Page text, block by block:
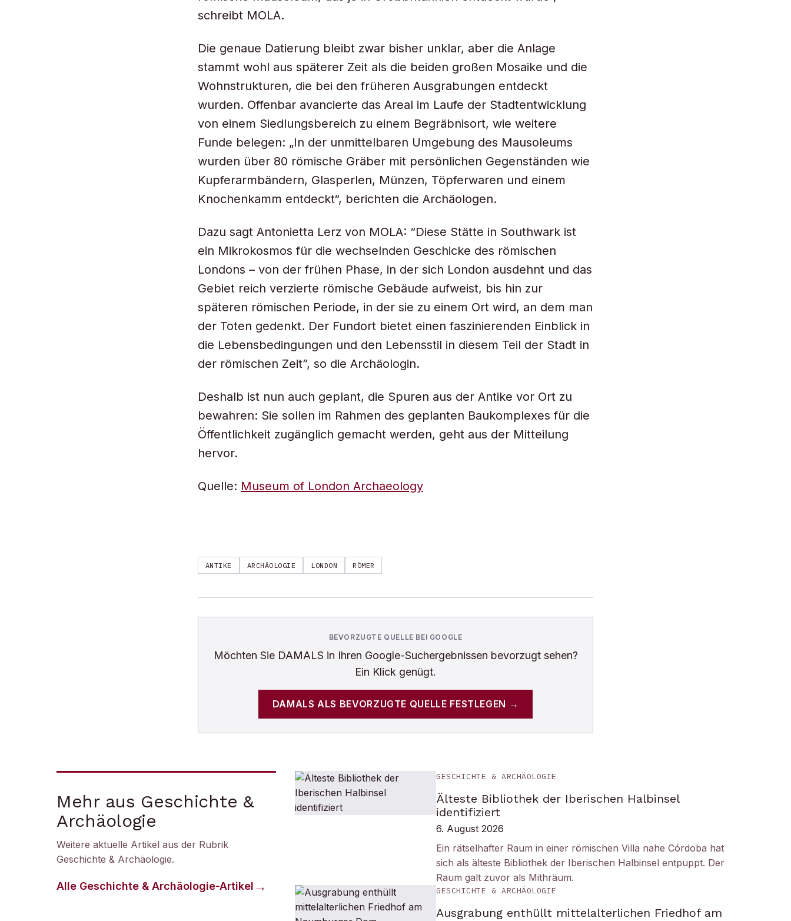
schreibt MOLA.
Die genaue Datierung bleibt zwar bisher unklar, aber die Anlage
stammt wohl aus späterer Zeit als die beiden großen Mosaike und die
Wohnstrukturen, die bei den früheren Ausgrabungen entdeckt
wurden. Offenbar avancierte das Areal im Laufe der Stadtentwicklung
von einem Siedlungsbereich zu einem Begräbnisort, wie weitere
Funde belegen: „In der unmittelbaren Umgebung des Mausoleums
wurden über 80 römische Gräber mit persönlichen Gegenständen wie
Kupferarmbändern, Glasperlen, Münzen, Töpferwaren und einem
Knochenkamm entdeckt“, berichten die Archäologen.
Dazu sagt Antonietta Lerz von MOLA: “Diese Stätte in Southwark ist
ein Mikrokosmos für die wechselnden Geschicke des römischen
Londons – von der frühen Phase, in der sich London ausdehnt und das
Gebiet reich verzierte römische Gebäude aufweist, bis hin zur
späteren römischen Periode, in der sie zu einem Ort wird, an dem man
der Toten gedenkt. Der Fundort bietet einen faszinierenden Einblick in
die Lebensbedingungen und den Lebensstil in diesem Teil der Stadt in
der römischen Zeit”, so die Archäologin.
Deshalb ist nun auch geplant, die Spuren aus der Antike vor Ort zu
bewahren: Sie sollen im Rahmen des geplanten Baukomplexes für die
Öffentlichkeit zugänglich gemacht werden, geht aus der Mitteilung
hervor.
Quelle: Museum of London Archaeology
ANTIKE ARCHÄOLOGIE LONDON RÖMER
BEVORZUGTE QUELLE BEI GOOGLE
Möchten Sie DAMALS in Ihren Google-Suchergebnissen bevorzugt sehen?
Ein Klick genügt.
DAMALS ALS BEVORZUGTE QUELLE FESTLEGEN →
Mehr aus Geschichte &
Archäologie
Weitere aktuelle Artikel aus der Rubrik
Geschichte & Archäologie.
Alle Geschichte & Archäologie-Artikel
GESCHICHTE & ARCHÄOLOGIE
Älteste Bibliothek der Iberischen Halbinsel
identifiziert
6. August 2026
Ein rätselhafter Raum in einer römischen Villa nahe Córdoba hat
sich als älteste Bibliothek der Iberischen Halbinsel entpuppt. Der
Raum galt zuvor als Mithräum.
GESCHICHTE & ARCHÄOLOGIE
Ausgrabung enthüllt mittelalterlichen Friedhof am